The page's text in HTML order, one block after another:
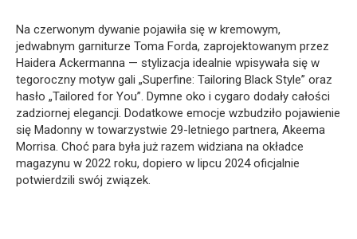
Na czerwonym dywanie pojawiła się w kremowym,
jedwabnym garniturze Toma Forda, zaprojektowanym przez
Haidera Ackermanna — stylizacja idealnie wpisywała się w
tegoroczny motyw gali „Superfine: Tailoring Black Style” oraz
hasło „Tailored for You”. Dymne oko i cygaro dodały całości
zadziornej elegancji. Dodatkowe emocje wzbudziło pojawienie
się Madonny w towarzystwie 29-letniego partnera, Akeema
Morrisa. Choć para była już razem widziana na okładce
magazynu w 2022 roku, dopiero w lipcu 2024 oficjalnie
potwierdzili swój związek.